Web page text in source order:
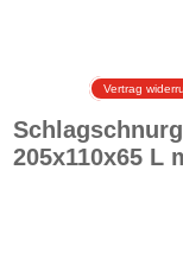
Vertrag
205x110x65 L